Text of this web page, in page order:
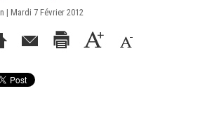
| Mardi 7 Février 2012